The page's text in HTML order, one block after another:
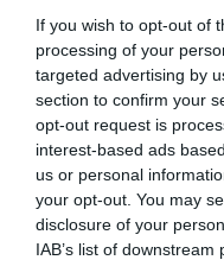
If you wish to opt-out of
processing of your
targeted advertising by
section to confirm your
opt-out request is
interest-based ads
us or personal
your opt-out. You may
disclosure of your
IAB’s list of
07.08.2026 | 20:02
Ο Γιάννης
Κωνσταντίνο
απομάκρυνσής του